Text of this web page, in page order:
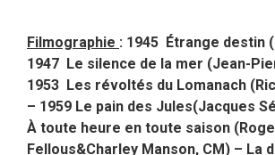
Filmographie : 1945 Étrange destin
1947 Le silence de la mer (Jean-
1953 Les révoltés du Lomanach
– 1959 Le pain des Jules(Jacques
À toute heure en toute saison
Fellous&Charley Manson, CM) – La